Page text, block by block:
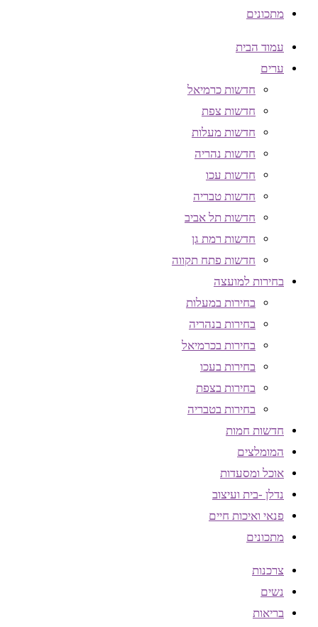
מתכונים
עמוד הבית
ערים
חדשות כרמיאל
חדשות צפת
חדשות מעלות
חדשות נהריה
חדשות עכו
חדשות טבריה
חדשות תל אביב
חדשות רמת גן
חדשות פתח תקווה
בחירות למועצה
בחירות במעלות
בחירות בנהריה
בחירות בכרמיאל
בחירות בעכו
בחירות בצפת
בחירות בטבריה
חדשות חמות
המומלצים
אוכל ומסעדות
נדלן -בית ועיצוב
פנאי ואיכות חיים
מתכונים
צרכנות
נשים
בריאות